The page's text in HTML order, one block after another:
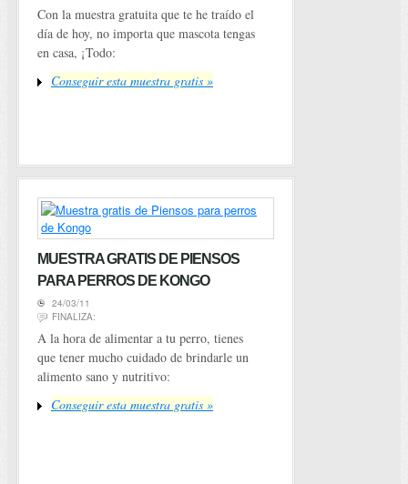
Con la muestra gratuita que te he traído el
día de hoy, no importa que mascota tengas
en casa, ¡Todo:
Conseguir esta muestra gratis »
MUESTRA GRATIS DE PIENSOS
PARA PERROS DE KONGO
24/03/11
FINALIZA:
A la hora de alimentar a tu perro, tienes
que tener mucho cuidado de brindarle un
alimento sano y nutritivo:
Conseguir esta muestra gratis »